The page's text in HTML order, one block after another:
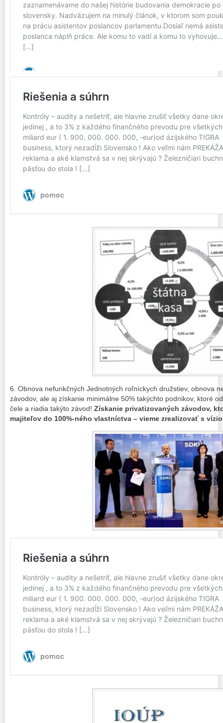
6. Obnova nefunkčných Jednotných roľníckych družstiev, obnova
závodov, ale aj získanie minimálne 50% takýchto podnikov, ktoré
čele a riadia takýto závod! Získanie privatizovaných závodov,
majiteľov do 100%-ného vlastníctva – vieme zrealizovať s